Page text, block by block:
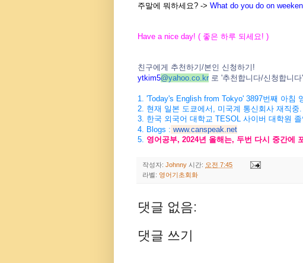
주말에 뭐하세요? -> What do you do on
Have a nice day! ( 좋은 하루 되세요 ! )
친구에게 추천하기/본인 신청하기 !
ytkim5@yahoo.co.kr 로 '추천합니다/신청 합니다'
1. 'Today's English from Tokyo' 3897번째 아침
2. 현재 일본 도쿄에서 미국계 통신회사 재직중
3. 한국 외국어 대학교 TESOL 사이버 대학원 졸
4. Blogs : www.canspeak.net
5. 영어공부, 2024년 올해는, 두번 다시 중간에
작성자: Johnny 시간: 오전 7:45
라벨: 영어기초회화
댓글 없음:
댓글 쓰기